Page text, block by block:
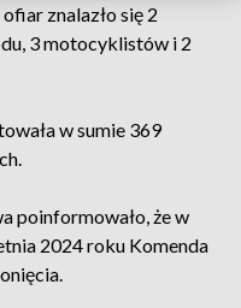
znalazło się 2
3 motocyklistów i 2
w sumie 369
poinformowało, że w
2024 roku Komenda